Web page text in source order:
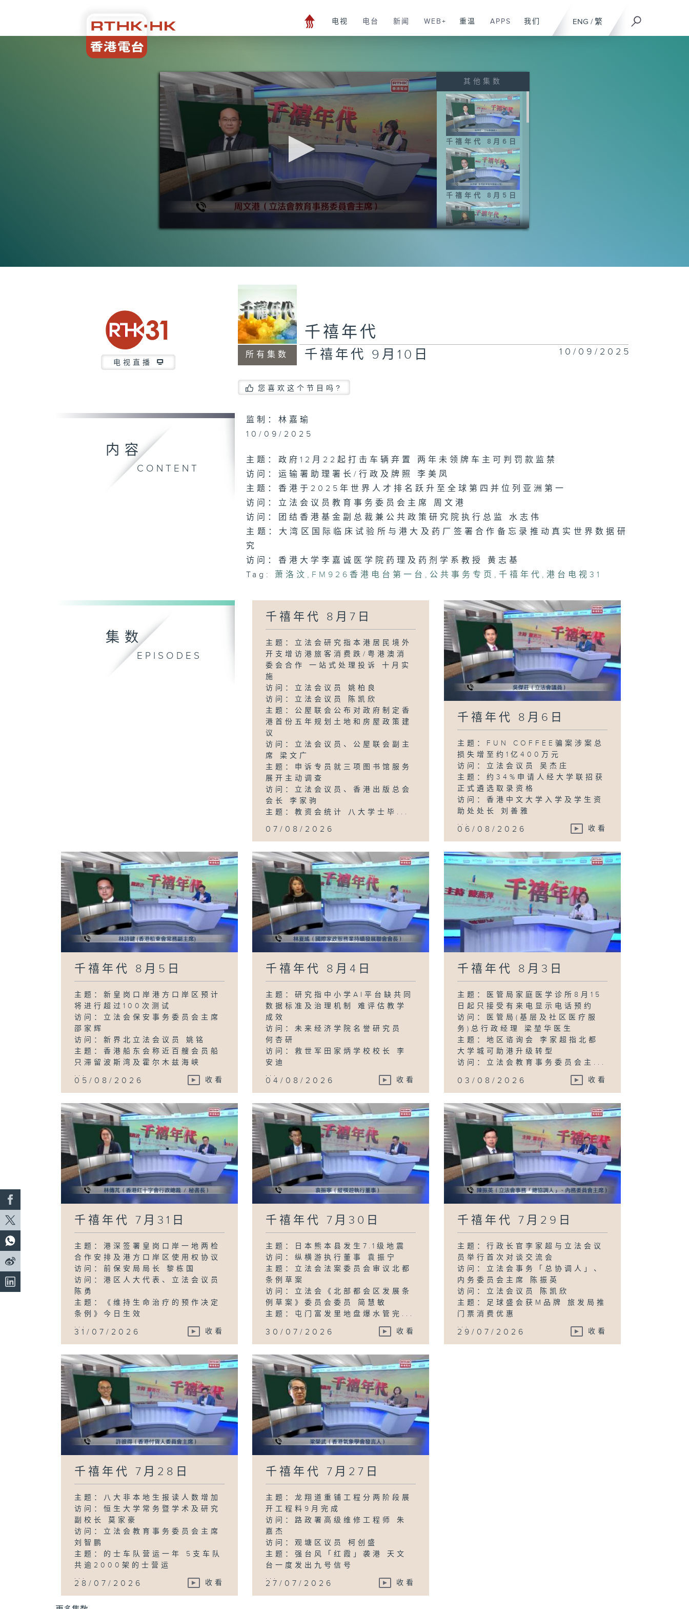
ENG / 繁
电视 电台 新闻 WEB+ 重温 APPS 我们
0
其他集数
千禧年代 8月6日
千禧年代 8月5日
千禧年代 7月29
日
千禧年代 7月28
日
千禧年代 7月24
日
电视直播
所有集数
千禧年代
千禧年代 9月10日 10/09/2025
您喜欢这个节目吗?
内容
CONTENT
监制：林嘉瑜
10/09/2025
主题：政府12月22起打击车辆弃置 两年未领牌车主可判罚款监禁
访问：运输署助理署长/行政及牌照 李美凤
主题：香港于2025年世界人才排名跃升至全球第四并位列亚洲第一
访问：立法会议员教育事务委员会主席 周文港
访问：团结香港基金副总裁兼公共政策研究院执行总监 水志伟
主题：大湾区国际临床试验所与港大及药厂签署合作备忘录推动真实世界数据研
究
访问：香港大学李嘉诚医学院药理及药剂学系教授 黄志基
Tag:
萧洛汶 , FM926香港电台第一台 , 公共事务专页 ,千禧年代 ,港台电视31
集数
EPISODES
千禧年代 8月7日
主题：立法会研究指本港居民境外
开支增访港旅客消费跌/粤港澳消
委会合作 一站式处理投诉 十月实
施
访问：立法会议员 姚柏良
访问：立法会议员 陈凯欣
主题：公屋联会公布对政府制定香
港首份五年规划土地和房屋政策建
议
访问：立法会议员、公屋联会副主
席 梁文广
主题：申诉专员就三项图书馆服务
展开主动调查
访问：立法会议员、香港出版总会
会长 李家驹
主题：教资会统计 八大学士毕...
07/08/2026
千禧年代 8月6日
主题：FUN COFFEE骗案涉案总
损失增至约1亿400万元
访问：立法会议员 吴杰庄
主题：约34%申请人经大学联招获
正式遴选取录资格
访问：香港中文大学入学及学生资
助处处长 刘善雅
...
06/08/2026 收看
千禧年代 8月5日
主题：新皇岗口岸港方口岸区预计
将进行超过100次测试
访问：立法会保安事务委员会主席
邵家辉
访问：新界北立法会议员 姚铭
主题：香港船东会称近百艘会员船
只滞留波斯湾及霍尔木兹海峡
...
05/08/2026 收看
千禧年代 8月4日
主题：研究指中小学AI平台缺共同
数据标准及治理机制 难评估教学
成效
访问：未来经济学院名誉研究员
何杏研
访问：救世军田家炳学校校长 李
安迪
...
04/08/2026 收看
千禧年代 8月3日
主题：医管局家庭医学诊所8月15
日起只接受有来电显示电话预约
访问：医管局(基层及社区医疗服
务)总行政经理 梁堃华医生
主题：地区谘询会 李家超指北都
大学城可助港升级转型
访问：立法会教育事务委员会主...
03/08/2026 收看
千禧年代 7月31日
主题：港深签署皇岗口岸一地两检
合作安排及港方口岸区使用权协议
访问：前保安局局长 黎栋国
访问：港区人大代表、立法会议员
陈勇
主题：《维持生命治疗的预作决定
条例》今日生效
...
31/07/2026 收看
千禧年代 7月30日
主题：日本熊本县发生7.1级地震
访问：纵横游执行董事 袁振宁
主题：立法会法案委员会审议北都
条例草案
访问：立法会《北部都会区发展条
例草案》委员会委员 简慧敏
主题：屯门富发里地盘爆水管完...
30/07/2026 收看
千禧年代 7月29日
主题：行政长官李家超与立法会议
员举行首次对谈交流会
访问：立法会事务「总协调人」、
内务委员会主席 陈振英
访问：立法会议员 陈凯欣
主题：足球盛会获M品牌 旅发局推
门票消费优惠
...
29/07/2026 收看
千禧年代 7月28日
主题：八大非本地生报读人数增加
访问：恒生大学常务暨学术及研究
副校长 莫家豪
访问：立法会教育事务委员会主席
刘智鹏
主题：的士车队营运一年 5支车队
共逾2000架的士营运
...
28/07/2026 收看
千禧年代 7月27日
主题：龙翔道重铺工程分两阶段展
开工程料9月完成
访问：路政署高级维修工程师 朱
嘉杰
访问：观塘区议员 柯创盛
主题：强台风「红霞」袭港 天文
台一度发出九号信号
...
27/07/2026 收看